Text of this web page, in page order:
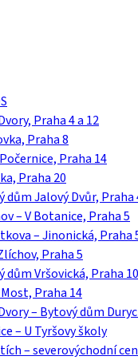
Praha 4 a 12
Praha 8
Praha 14
Praha 20
dům Jalový Dvůr, Praha
– V Botanice, Praha 5
– Jinonická, Praha
Praha 5
dům Vršovická, Praha 10
Praha 14
– Bytový dům
– U Tyršovy školy
– severovýchodní